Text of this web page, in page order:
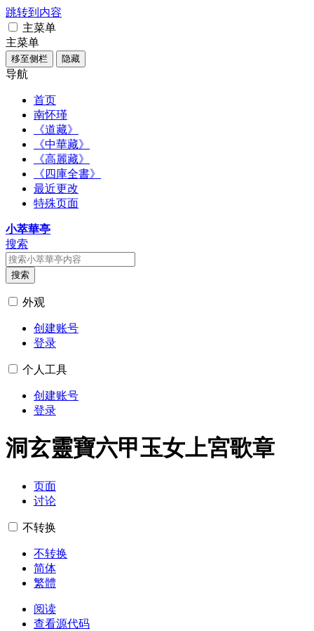
跳转到内容
主菜单
主菜单
移至侧栏 隐藏
导航
首页
南怀瑾
《道藏》
《中華藏》
《高麗藏》
《四庫全書》
最近更改
特殊页面
小萃華亭
搜索
搜索
外观
创建账号
登录
个人工具
创建账号
登录
洞玄靈寶六甲玉女上宮歌章
页面
讨论
不转换
不转换
简体
繁體
阅读
查看源代码